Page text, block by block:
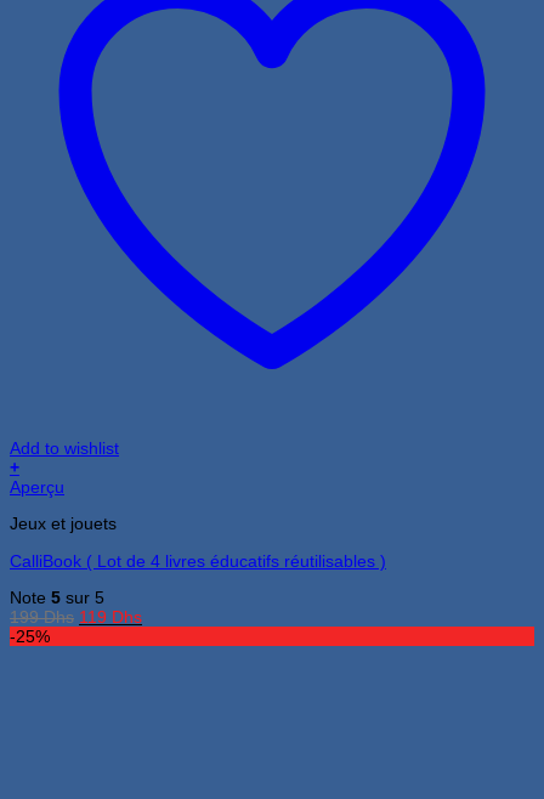
Add to wishlist
+
Aperçu
Jeux et jouets
CalliBook ( Lot de 4 livres éducatifs réutilisables )
Note 5 sur 5
199Dhs Le
119 DhsLe
-25%